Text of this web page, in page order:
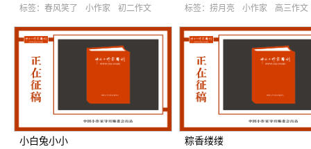
标签： 春风笑了 小作家 初二作文
标签： 捞月亮 小作家 高三作文
小白兔小小 粽香缕缕